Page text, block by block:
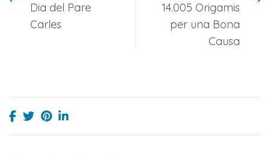
Dia del Pare
Carles
14.005 Origamis
per una Bona
Causa